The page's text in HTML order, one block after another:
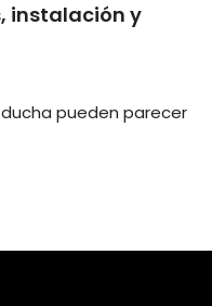
instalación y
pueden parecer